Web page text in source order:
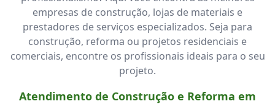
empresas de construção, lojas de materiais e
prestadores de serviços especializados. Seja para
construção, reforma ou projetos residenciais e
comerciais, encontre os profissionais ideais para o seu
projeto.
Atendimento de Construção e Reforma em